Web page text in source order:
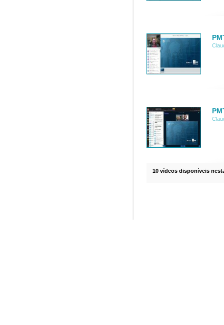
10 vídeos disponíveis